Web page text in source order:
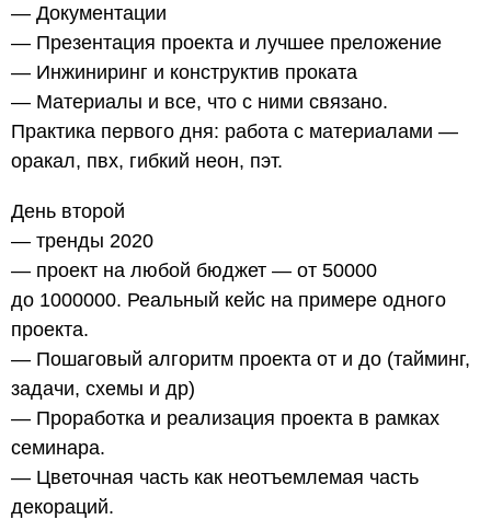
— Документации
— Презентация проекта и лучшее преложение
— Инжиниринг и конструктив проката
— Материалы и все, что с ними связано.
Практика первого дня: работа с материалами —
оракал, пвх, гибкий неон, пэт.
День второй
— тренды 2020
— проект на любой бюджет — от 50000
до 1000000. Реальный кейс на примере одного
проекта.
— Пошаговый алгоритм проекта от и до (тайминг,
задачи, схемы и др)
— Проработка и реализация проекта в рамках
семинара.
— Цветочная часть как неотъемлемая часть
декораций.